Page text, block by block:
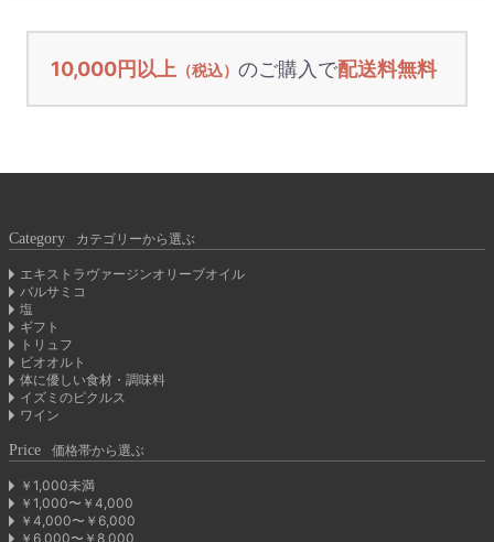
10,000円以上 （税込） のご購入で配送料無料
Category カテゴリーから選ぶ
エキストラヴァージンオリーブオイル
バルサミコ
塩
ギフト
トリュフ
ビオオルト
体に優しい食材・調味料
イズミのピクルス
ワイン
Price 価格帯から選ぶ
￥1,000未満
￥1,000〜￥4,000
￥4,000〜￥6,000
￥6,000〜￥8,000